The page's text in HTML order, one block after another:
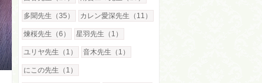
多聞先生（35） カレン愛深先生（11）
煉桜先生（6） 星羽先生（1）
ユリヤ先生（1） 音木先生（1）
にこの先生（1）